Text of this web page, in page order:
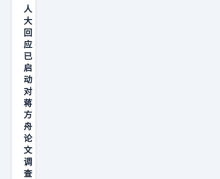
最
严
厉
的
父
亲
难
怪
一
到
夏
天
自
人
大
回
应
已
启
动
对
蒋
方
舟
论
文
调
查